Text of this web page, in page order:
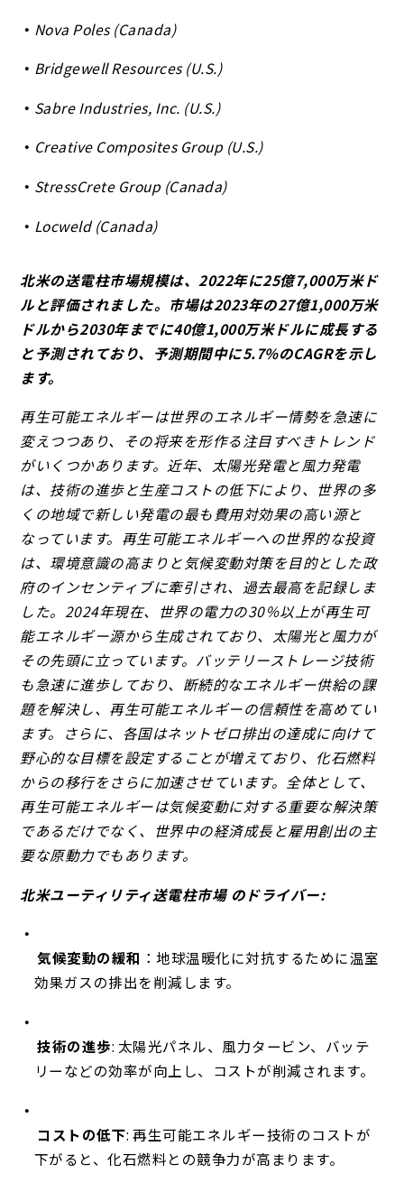
Nova Poles (Canada)
Bridgewell Resources (U.S.)
Sabre Industries, Inc. (U.S.)
Creative Composites Group (U.S.)
StressCrete Group (Canada)
Locweld (Canada)
北米の送電柱市場規模は、2022年に25億7,000万米ド
ルと評価されました。市場は2023年の27億1,000万米
ドルから2030年までに40億1,000万米ドルに成長する
と予測されており、予測期間中に5.7%のCAGRを示し
ます。
再生可能エネルギーは世界のエネルギー情勢を急速に
変えつつあり、その将来を形作る注目すべきトレンド
がいくつかあります。近年、太陽光発電と風力発電
は、技術の進歩と生産コストの低下により、世界の多
くの地域で新しい発電の最も費用対効果の高い源と
なっています。再生可能エネルギーへの世界的な投資
は、環境意識の高まりと気候変動対策を目的とした政
府のインセンティブに牽引され、過去最高を記録しま
した。2024年現在、世界の電力の30％以上が再生可
能エネルギー源から生成されており、太陽光と風力が
その先頭に立っています。バッテリーストレージ技術
も急速に進歩しており、断続的なエネルギー供給の課
題を解決し、再生可能エネルギーの信頼性を高めてい
ます。さらに、各国はネットゼロ排出の達成に向けて
野心的な目標を設定することが増えており、化石燃料
からの移行をさらに加速させています。全体として、
再生可能エネルギーは気候変動に対する重要な解決策
であるだけでなく、世界中の経済成長と雇用創出の主
要な原動力でもあります。
北米ユーティリティ送電柱市場 のドライバー:
気候変動の緩和 ：地球温暖化に対抗するために温室
効果ガスの排出を削減します。
技術の進歩: 太陽光パネル、風力タービン、バッテ
リーなどの効率が向上し、コストが削減されます。
コストの低下: 再生可能エネルギー技術のコストが
下がると、化石燃料との競争力が高まります。